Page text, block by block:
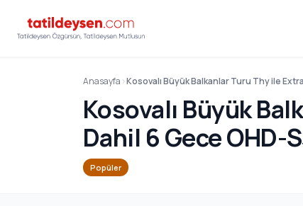
Anasayfa Kosovalı Büyük Balkanlar Turu Thy ile
Kosovalı Büyük
Dahil 6 Gece OHD-
Popüler